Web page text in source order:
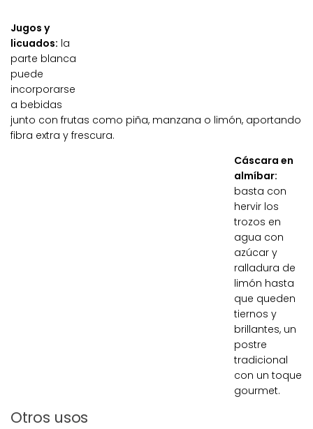
Jugos y
licuados: la
parte blanca
puede
incorporarse
a bebidas
junto con frutas como piña, manzana o limón, aportando
fibra extra y frescura.
Cáscara en
almíbar:
basta con
hervir los
trozos en
agua con
azúcar y
ralladura de
limón hasta
que queden
tiernos y
brillantes, un
postre
tradicional
con un toque
gourmet.
Otros usos